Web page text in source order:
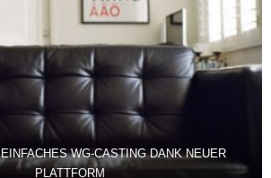
WG-CASTING DANK NEUER
PLATTFORM